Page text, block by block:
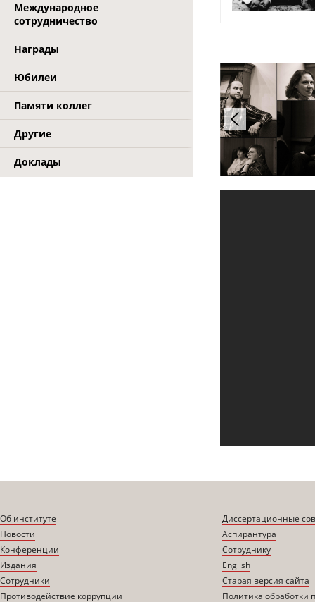
Международное
сотрудничество
Награды
Юбилеи
Памяти коллег
Другие
Доклады
Об институте
Новости
Конференции
Издания
Сотрудники
Противодействие коррупции
Диссертационные
Аспирантура
Сотруднику
English
Старая версия сайта
Политика обработки